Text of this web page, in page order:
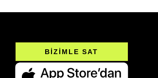
BİZİMLE SAT